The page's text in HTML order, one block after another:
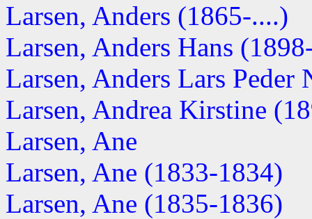
Larsen, Anders (1865-....)
Larsen, Anders Hans
Larsen, Anders Lars
Larsen, Andrea Kirstine
Larsen, Ane
Larsen, Ane (1833-1834)
Larsen, Ane (1835-1836)